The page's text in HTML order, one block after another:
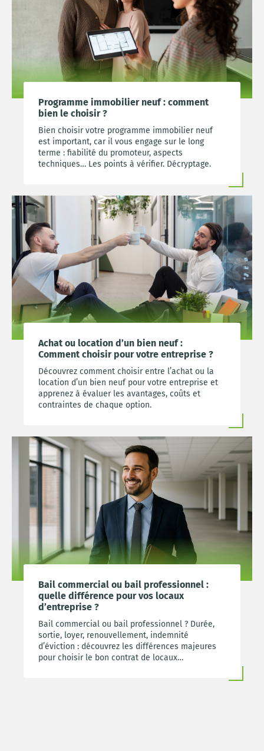
Programme immobilier neuf : comment
bien le choisir ?
Bien choisir votre programme immobilier neuf
est important, car il vous engage sur le long
terme : fiabilité du promoteur, aspects
techniques… Les points à vérifier. Décryptage.
Achat ou location d’un bien neuf :
Comment choisir pour votre entreprise ?
Découvrez comment choisir entre l’achat ou la
location d’un bien neuf pour votre entreprise et
apprenez à évaluer les avantages, coûts et
contraintes de chaque option.
Bail commercial ou bail professionnel :
quelle différence pour vos locaux
d’entreprise ?
Bail commercial ou bail professionnel ? Durée,
sortie, loyer, renouvellement, indemnité
d’éviction : découvrez les différences majeures
pour choisir le bon contrat de locaux